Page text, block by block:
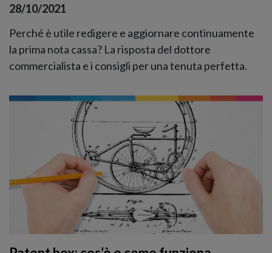
28/10/2021
Perché è utile redigere e aggiornare continuamente
la prima nota cassa? La risposta del dottore
commercialista e i consigli per una tenuta perfetta.